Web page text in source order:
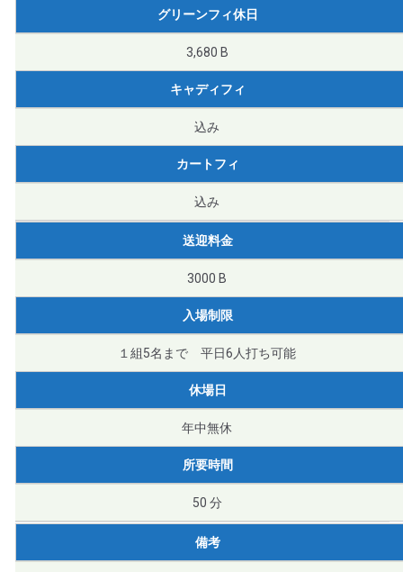
グリーンフィ休日
3,680 B
キャディフィ
込み
カートフィ
込み
送迎料金
3000 B
入場制限
１組5名まで 平日6人打ち可能
休場日
年中無休
所要時間
50 分
備考